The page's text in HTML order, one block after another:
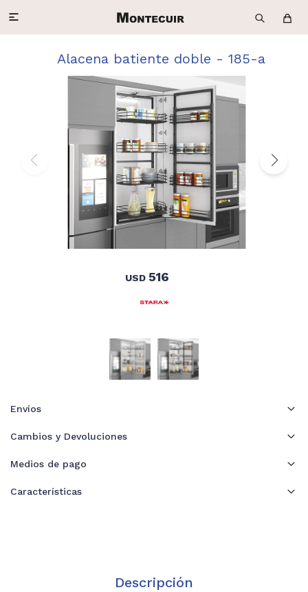

Alacena batiente doble - 185-a
USD 516
Envíos
Cambios y Devoluciones
Medios de pago
Características
Descripción